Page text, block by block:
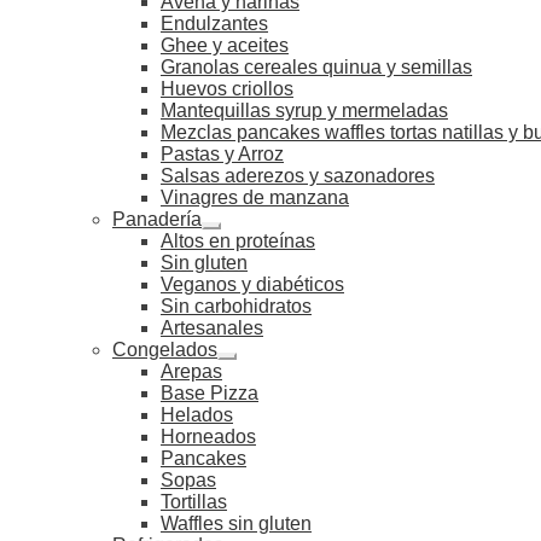
Endulzantes
Ghee y aceites
Granolas cereales quinua y semillas
Huevos criollos
Mantequillas syrup y mermeladas
Mezclas pancakes waffles tortas natillas y
Pastas y Arroz
Salsas aderezos y sazonadores
Vinagres de manzana
Panadería
Altos en proteínas
Sin gluten
Veganos y diabéticos
Sin carbohidratos
Artesanales
Congelados
Arepas
Base Pizza
Helados
Horneados
Pancakes
Sopas
Tortillas
Waffles sin gluten